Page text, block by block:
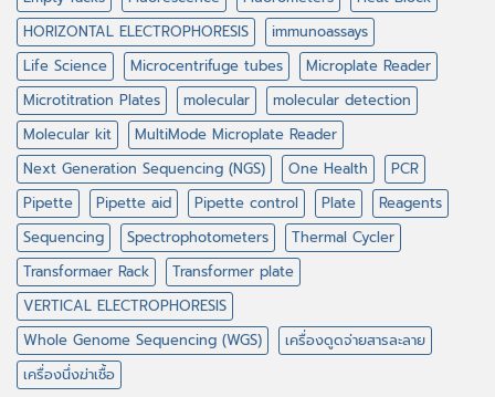
HORIZONTAL ELECTROPHORESIS
immunoassays
Life Science
Microcentrifuge tubes
Microplate Reader
Microtitration Plates
molecular
molecular detection
Molecular kit
MultiMode Microplate Reader
Next Generation Sequencing (NGS)
One Health
PCR
Pipette
Pipette aid Pipette control Plate
Reagents
Sequencing
Spectrophotometers
Thermal Cycler
Transformaer Rack
Transformer plate
VERTICAL ELECTROPHORESIS
Whole Genome Sequencing (WGS)
เครื่องดูดจ่ายสารละลาย
เครื่องนึ่งฆ่าเชื้อ